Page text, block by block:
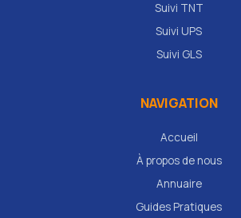
Suivi TNT
Suivi UPS
Suivi GLS
NAVIGATION
Accueil
À propos de nous
Annuaire
Guides Pratiques